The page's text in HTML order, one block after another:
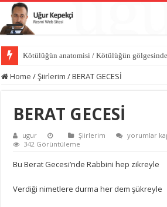
Kötülüğün anatomisi / Kötülüğün
Home /Şiirlerim /BERAT GECESİ
BERAT GECESİ
ugur Şiirlerim
BERAT
yorumlar
342 Görüntüleme
Bu Berat Gecesi’nde Rabbini hep zikreyle
Verdiği nimetlere durma her dem şükreyle